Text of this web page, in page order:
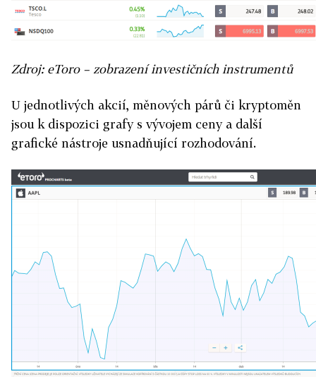
Zdroj: eToro – zobrazení investičních instrumentů
U jednotlivých akcií, měnových párů či kryptoměn
jsou k dispozici grafy s vývojem ceny a další
grafické nástroje usnadňující rozhodování.